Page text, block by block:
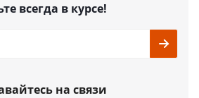
всегда в курсе!
на связи